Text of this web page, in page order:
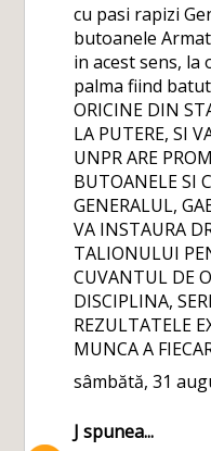
cu pasi rapizi
butoanele
in acest sens, la
palma fiind
ORICINE DIN
LA PUTERE, SI
UNPR ARE
BUTOANELE SI
GENERALUL,
VA INSTAURA
TALIONULUI
CUVANTUL DE
DISCIPLINA,
REZULTATELE
MUNCA A
sâmbătă, 31
J spunea...